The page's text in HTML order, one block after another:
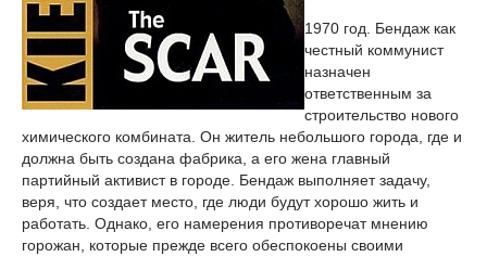
1970 год. Бендаж как
честный коммунист
назначен
ответственным за
строительство нового
химического комбината. Он житель небольшого города, где и
должна быть создана фабрика, а его жена главный
партийный активист в городе. Бендаж выполняет задачу,
веря, что создает место, где люди будут хорошо жить и
работать. Однако, его намерения противоречат мнению
горожан, которые прежде всего обеспокоены своими